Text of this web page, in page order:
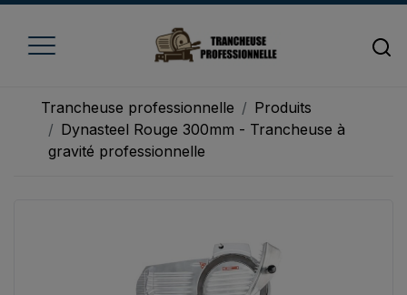
Accueil
Trancheuse à pain
Trancheuse professionnelle
Produits
Dynasteel Rouge 300mm - Trancheuse à
gravité professionnelle